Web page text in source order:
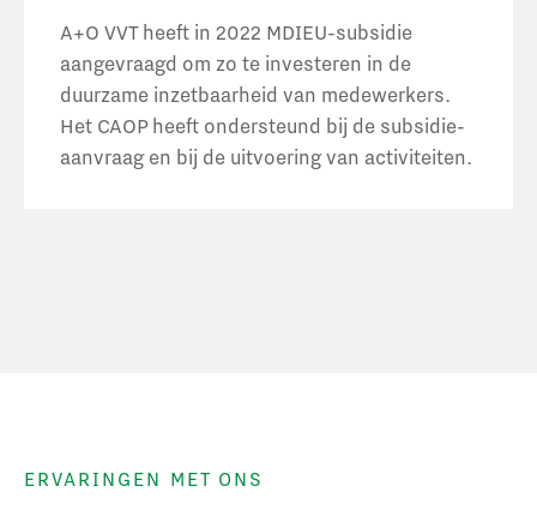
A+O VVT heeft in 2022 MDIEU-subsidie
aangevraagd om zo te investeren in de
duurzame inzetbaarheid van medewerkers.
Het CAOP heeft ondersteund bij de subsidie-
aanvraag en bij de uitvoering van activiteiten.
ERVARINGEN MET ONS